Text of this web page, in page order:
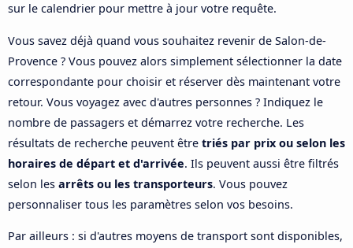
sur le calendrier pour mettre à jour votre requête.
Vous savez déjà quand vous souhaitez revenir de Salon-de-
Provence ? Vous pouvez alors simplement sélectionner la date
correspondante pour choisir et réserver dès maintenant votre
retour. Vous voyagez avec d'autres personnes ? Indiquez le
nombre de passagers et démarrez votre recherche. Les
résultats de recherche peuvent être triés par prix ou selon les
horaires de départ et d'arrivée. Ils peuvent aussi être filtrés
selon les arrêts ou les transporteurs. Vous pouvez
personnaliser tous les paramètres selon vos besoins.
Par ailleurs : si d'autres moyens de transport sont disponibles,